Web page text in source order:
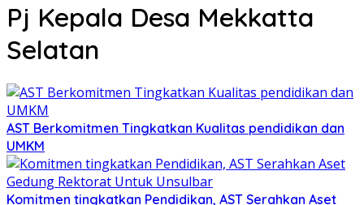
Pj Kepala Desa Mekkatta
Selatan
AST Berkomitmen Tingkatkan Kualitas pendidikan dan
UMKM
Komitmen tingkatkan Pendidikan, AST Serahkan Aset